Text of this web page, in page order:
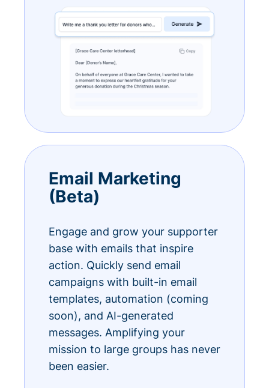
Email Marketing
(Beta)
Engage and grow your supporter
base with emails that inspire
action. Quickly send email
campaigns with built-in email
templates, automation (coming
soon), and AI-generated
messages. Amplifying your
mission to large groups has never
been easier.